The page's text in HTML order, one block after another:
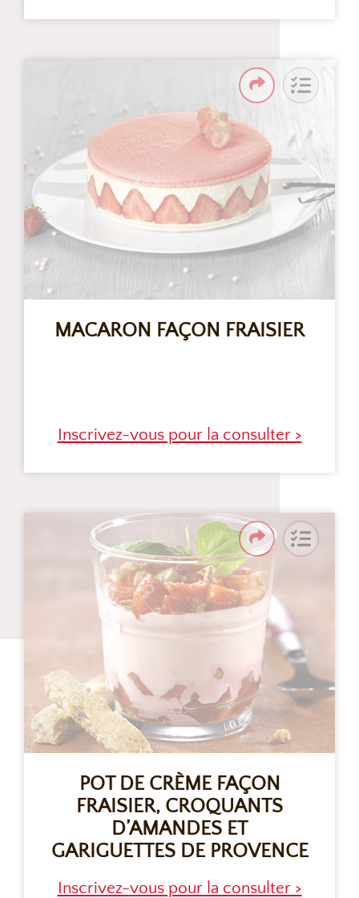
MACARON FAÇON FRAISIER
Inscrivez-vous pour la consulter >
POT DE CRÈME FAÇON
FRAISIER, CROQUANTS
D’AMANDES ET
GARIGUETTES DE PROVENCE
Inscrivez-vous pour la consulter >